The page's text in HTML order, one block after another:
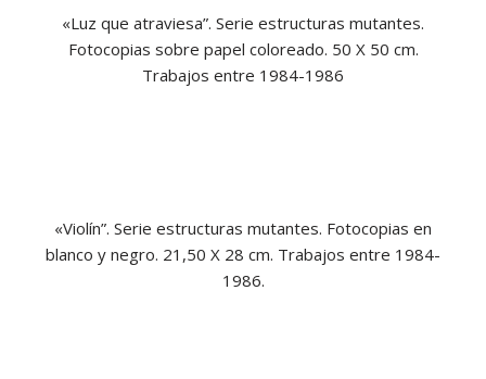
«Luz que atraviesa”. Serie estructuras mutantes.
Fotocopias sobre papel coloreado. 50 X 50 cm.
Trabajos entre 1984-1986
«Violín”. Serie estructuras mutantes. Fotocopias en
blanco y negro. 21,50 X 28 cm. Trabajos entre 1984-
1986.